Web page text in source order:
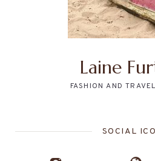
Laine
FASHION AND
SOCIAL